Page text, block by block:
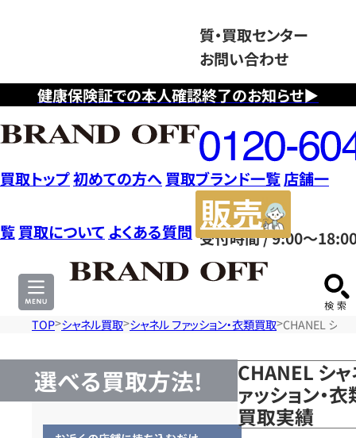
健康保険証での本人確認終了のお知らせ▶
質・買取センター
お問い合わせ
フ
リ
ー
ダ
イ
ヤ
ル
0120604117
受付時間 / 9:00～
買取トップ初めての方へ 買取ブランド一覧店舗一
覧 買取について よくある質問
サ
TOP シャネル買取 シャネル ファッション・衣類買取 CHANEL シャ
選べる買取方法!
CHANEL シ
ァッション・
買取実績